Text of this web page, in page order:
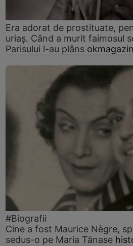
Era adorat de prostituate,
uriaș. Când a murit faimosul
Parisului l-au plâns
#Biografii
Cine a fost Maurice Nègre,
sedus-o pe Maria Tănase